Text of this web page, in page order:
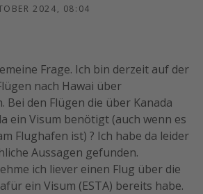
2024, 08:04
Frage. Ich bin derzeit auf der
nach Hawai über
Bei den Flügen die über Kanada
ein Visum benötigt (auch wenn es
Flughafen ist) ? Ich habe da leider
Aussagen gefunden.
ich liever einen Flug über die
ein Visum (ESTA) bereits habe.